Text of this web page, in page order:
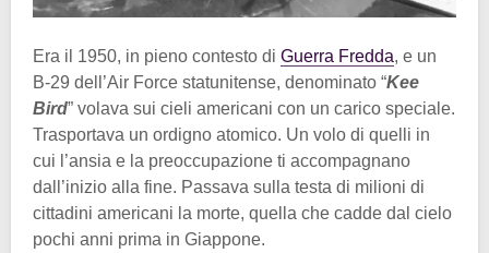
Era il 1950, in pieno contesto di Guerra Fredda, e un
B-29 dell’Air Force statunitense, denominato “Kee
Bird” volava sui cieli americani con un carico speciale.
Trasportava un ordigno atomico. Un volo di quelli in
cui l’ansia e la preoccupazione ti accompagnano
dall’inizio alla fine. Passava sulla testa di milioni di
cittadini americani la morte, quella che cadde dal cielo
pochi anni prima in Giappone.